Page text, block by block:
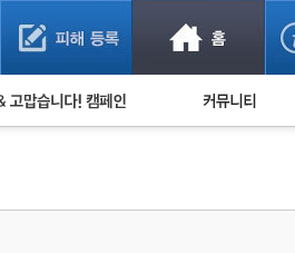
사기 예방했어요!